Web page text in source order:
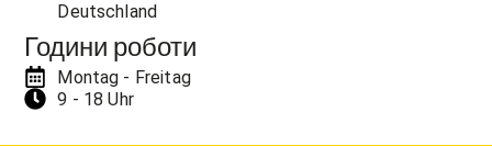
Deutschland
Години роботи
Montag - Freitag
9 - 18 Uhr